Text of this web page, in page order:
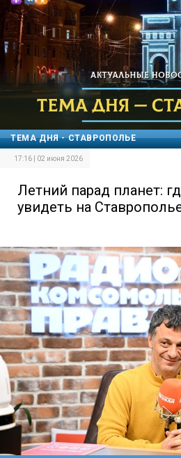
ТЕМА ДНЯ - СТАВРОПОЛЬЕ
17:16 | 02 июня 2026
Летний парад планет:
увидеть на